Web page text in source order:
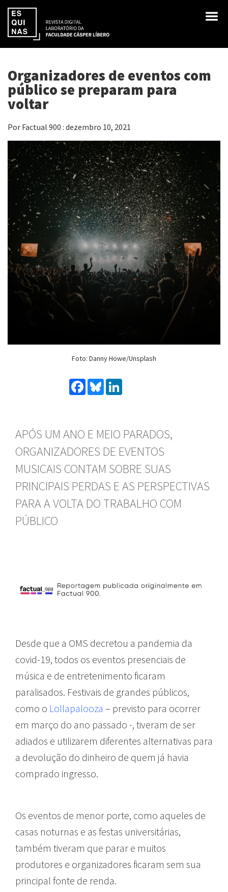
Organizadores de eventos com
público se preparam para
voltar
Por Factual 900 : dezembro 10, 2021
Foto: Danny Howe/Unsplash
Facebook
Bluesky
APÓS UM ANO E MEIO PARADOS,
ORGANIZADORES DE EVENTOS
MUSICAIS CONTAM SOBRE SUAS
PRINCIPAIS PERDAS E AS PERSPECTIVAS
PARA A VOLTA DO TRABALHO COM
PÚBLICO
Desde que a OMS decretou a pandemia da
covid-19, todos os eventos presenciais de
música e de entretenimento ficaram
paralisados. Festivais de grandes públicos,
como o Lollapalooza – previsto para ocorrer
em março do ano passado -, tiveram de ser
adiados e utilizarem diferentes alternativas para
a devolução do dinheiro de quem já havia
comprado ingresso.
Os eventos de menor porte, como aqueles de
casas noturnas e as festas universitárias,
também tiveram que parar e muitos
produtores e organizadores ficaram sem sua
principal fonte de renda.